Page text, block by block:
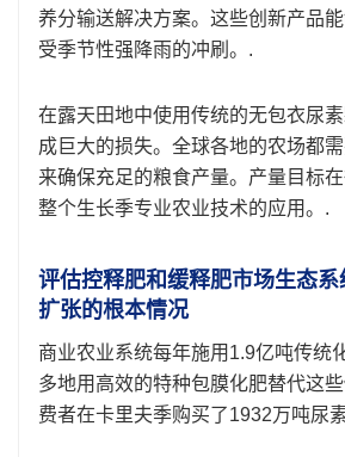
养分输送解决方案。这些创新产品
受季节性强降雨的冲刷。.
在露天田地中使用传统的无包衣尿
成巨大的损失。全球各地的农场都
来确保充足的粮食产量。产量目标
整个生长季专业农业技术的应用。.
评估控释肥和缓释肥市场生态
扩张的根本情况
商业农业系统每年施用1.9亿吨传统
多地用高效的特种包膜化肥替代这
费者在卡里夫季购买了1932万吨尿